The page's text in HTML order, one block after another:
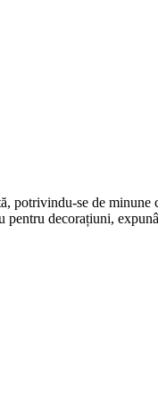
se de
pentru decorațiuni,